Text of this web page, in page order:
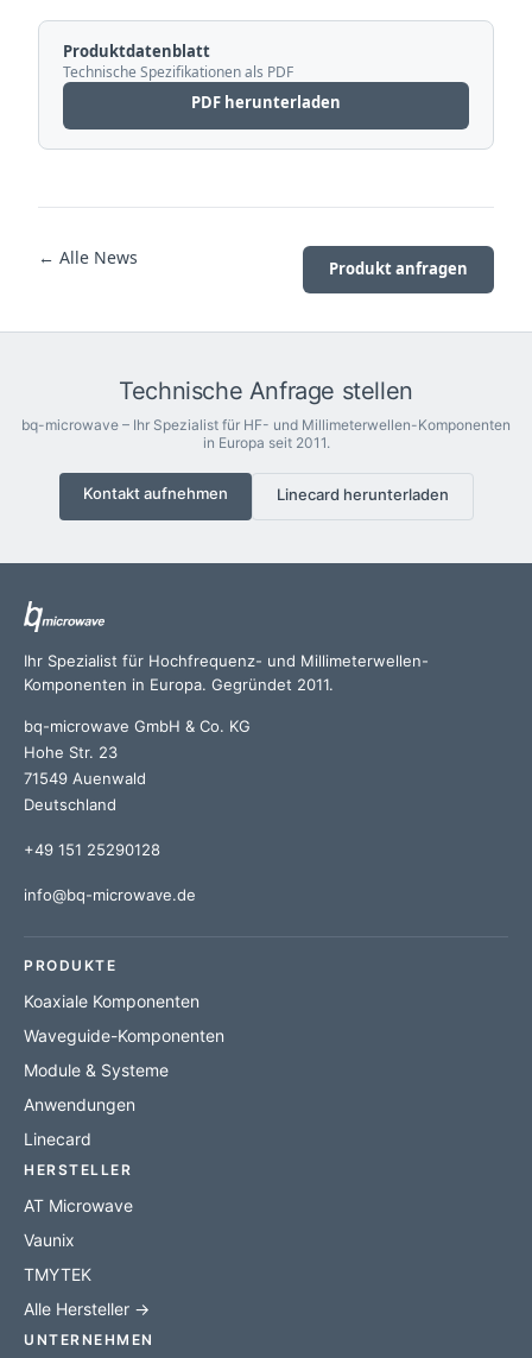
Produktdatenblatt
Technische Spezifikationen als PDF
PDF herunterladen
← Alle News Produkt anfragen
Technische Anfrage stellen
bq-microwave – Ihr Spezialist für HF- und Millimeterwellen-Komponenten
in Europa seit 2011.
Kontakt aufnehmen Linecard herunterladen
Ihr Spezialist für Hochfrequenz- und Millimeterwellen-
Komponenten in Europa. Gegründet 2011.
bq-microwave GmbH & Co. KG
Hohe Str. 23
71549 Auenwald
Deutschland
+49 151 25290128
info@bq-microwave.de
PRODUKTE
Koaxiale Komponenten
Waveguide-Komponenten
Module & Systeme
Anwendungen
Linecard
HERSTELLER
AT Microwave
Vaunix
TMYTEK
Alle Hersteller →
UNTERNEHMEN